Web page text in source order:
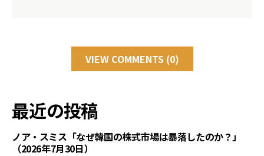
VIEW COMMENTS (0)
最近の投稿
ノア・スミス「なぜ韓国の株式市場は暴落したのか？」
（2026年7月30日）